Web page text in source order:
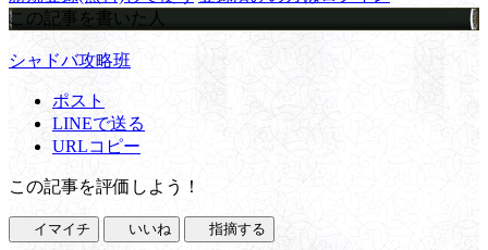
この記事を書いた人
シャドバ攻略班
ポスト
LINEで送る
URLコピー
この記事を評価しよう！
イマイチ いいね 指摘する